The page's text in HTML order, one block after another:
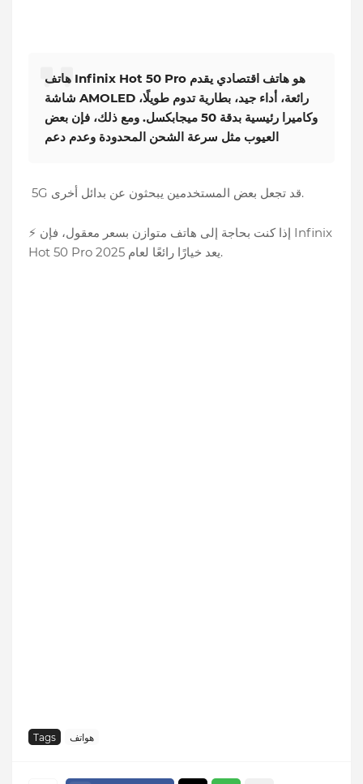
هاتف Infinix Hot 50 Pro هو هاتف اقتصادي يقدم
شاشة AMOLED رائعة، أداء جيد، بطارية تدوم طويلًا،
وكاميرا رئيسية بدقة 50 ميجابكسل. ومع ذلك، فإن بعض
العيوب مثل سرعة الشحن المحدودة وعدم دعم
5G قد تجعل بعض المستخدمين يبحثون عن بدائل أخرى.
⚡ إذا كنت بحاجة إلى هاتف متوازن بسعر معقول، فإن Infinix
Hot 50 Pro يعد خيارًا رائعًا لعام 2025.
Tags هواتف